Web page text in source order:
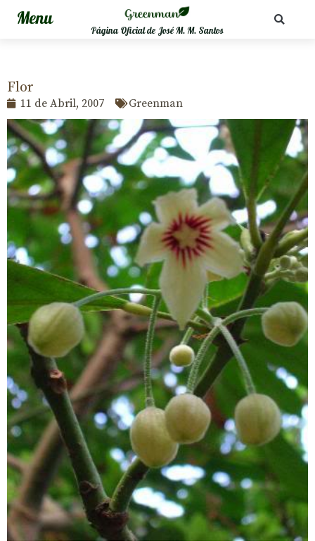
Página Oficial de José M. M. Santos
Flor
11 de Abril, 2007 Greenman